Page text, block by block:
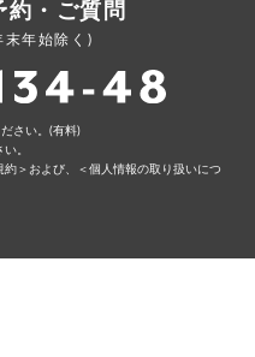
約・ご質問
年始除く)
さい。(有料)
。
約＞ および、
＜個⼈情報の取り扱いにつ